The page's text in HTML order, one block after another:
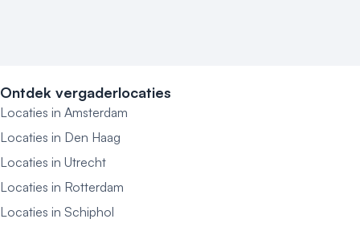
Ontdek vergaderlocaties
Locaties in Amsterdam
Locaties in Den Haag
Locaties in Utrecht
Locaties in Rotterdam
Locaties in Schiphol